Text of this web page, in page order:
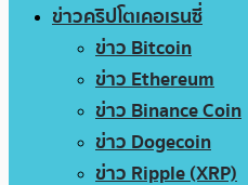
ข่าวคริปโตเคอเรนซี่
ข่าว Bitcoin
ข่าว Ethereum
ข่าว Binance Coin
ข่าว Dogecoin
ข่าว Ripple (XRP)